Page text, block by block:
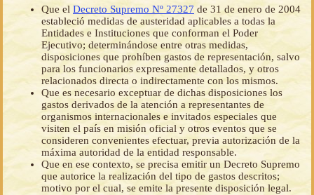
Que el Decreto Supremo Nº 27327 de 31 de enero de 2004
estableció medidas de austeridad aplicables a todas la
Entidades e Instituciones que conforman el Poder
Ejecutivo; determinándose entre otras medidas,
disposiciones que prohíben gastos de representación, salvo
para los funcionarios expresamente detallados, y otros
relacionados directa o indirectamente con los mismos.
Que es necesario exceptuar de dichas disposiciones los
gastos derivados de la atención a representantes de
organismos internacionales e invitados especiales que
visiten el país en misión oficial y otros eventos que se
consideren convenientes efectuar, previa autorización de la
máxima autoridad de la entidad responsable.
Que en ese contexto, se precisa emitir un Decreto Supremo
que autorice la realización del tipo de gastos descritos;
motivo por el cual, se emite la presente disposición legal.